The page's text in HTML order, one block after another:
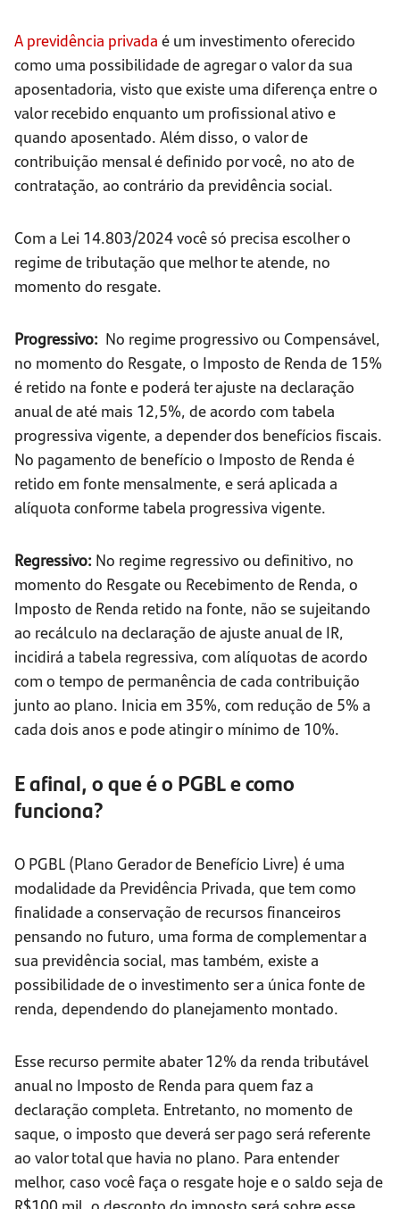
A previdência privada é um investimento oferecido
como uma possibilidade de agregar o valor da sua
aposentadoria, visto que existe uma diferença entre o
valor recebido enquanto um profissional ativo e
quando aposentado. Além disso, o valor de
contribuição mensal é definido por você, no ato de
contratação, ao contrário da previdência social.
Com a Lei 14.803/2024 você só precisa escolher o
regime de tributação que melhor te atende, no
momento do resgate.
Progressivo: No regime progressivo ou Compensável,
no momento do Resgate, o Imposto de Renda de 15%
é retido na fonte e poderá ter ajuste na declaração
anual de até mais 12,5%, de acordo com tabela
progressiva vigente, a depender dos benefícios fiscais.
No pagamento de benefício o Imposto de Renda é
retido em fonte mensalmente, e será aplicada a
alíquota conforme tabela progressiva vigente.
Regressivo: No regime regressivo ou definitivo, no
momento do Resgate ou Recebimento de Renda, o
Imposto de Renda retido na fonte, não se sujeitando
ao recálculo na declaração de ajuste anual de IR,
incidirá a tabela regressiva, com alíquotas de acordo
com o tempo de permanência de cada contribuição
junto ao plano. Inicia em 35%, com redução de 5% a
cada dois anos e pode atingir o mínimo de 10%.
E afinal, o que é o PGBL e como
funciona?
O PGBL (Plano Gerador de Benefício Livre) é uma
modalidade da Previdência Privada, que tem como
finalidade a conservação de recursos financeiros
pensando no futuro, uma forma de complementar a
sua previdência social, mas também, existe a
possibilidade de o investimento ser a única fonte de
renda, dependendo do planejamento montado.
Esse recurso permite abater 12% da renda tributável
anual no Imposto de Renda para quem faz a
declaração completa. Entretanto, no momento de
saque, o imposto que deverá ser pago será referente
ao valor total que havia no plano. Para entender
melhor, caso você faça o resgate hoje e o saldo seja de